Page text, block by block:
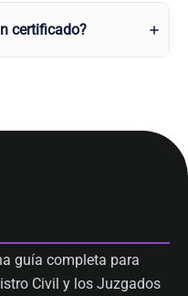
certificado?
guía completa para
Civil y los Juzgados